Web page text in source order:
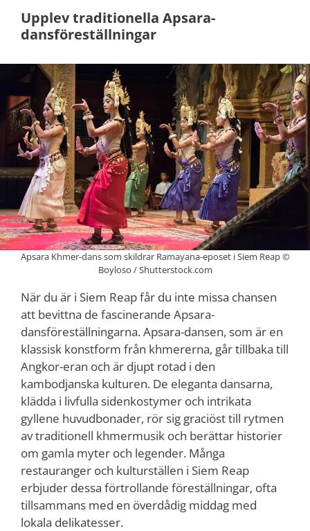
Upplev traditionella Apsara-
dansföreställningar
Apsara Khmer-dans som skildrar Ramayana-eposet i Siem Reap ©
Boyloso / Shutterstock.com
När du är i Siem Reap får du inte missa chansen
att bevittna de fascinerande Apsara-
dansföreställningarna. Apsara-dansen, som är en
klassisk konstform från khmererna, går tillbaka till
Angkor-eran och är djupt rotad i den
kambodjanska kulturen. De eleganta dansarna,
klädda i livfulla sidenkostymer och intrikata
gyllene huvudbonader, rör sig graciöst till rytmen
av traditionell khmermusik och berättar historier
om gamla myter och legender. Många
restauranger och kulturställen i Siem Reap
erbjuder dessa förtrollande föreställningar, ofta
tillsammans med en överdådig middag med
lokala delikatesser.